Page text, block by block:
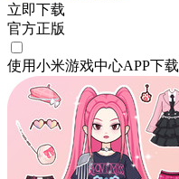
立即下载
官方正版
使用小米游戏中心APP下载